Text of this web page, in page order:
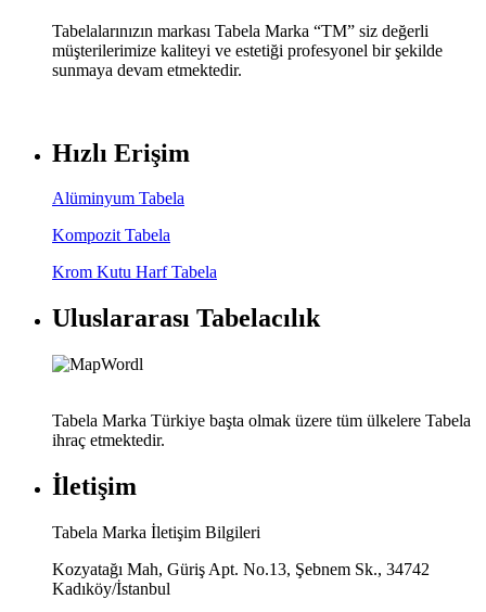
Tabelalarınızın markası Tabela Marka “TM” siz değerli
müşterilerimize kaliteyi ve estetiği profesyonel bir şekilde
sunmaya devam etmektedir.
Hızlı Erişim
Alüminyum Tabela
Kompozit Tabela
Krom Kutu Harf Tabela
Uluslararası Tabelacılık
Tabela Marka Türkiye başta olmak üzere tüm ülkelere Tabela
ihraç etmektedir.
İletişim
Tabela Marka İletişim Bilgileri
Kozyatağı Mah, Güriş Apt. No.13, Şebnem Sk., 34742
Kadıköy/İstanbul